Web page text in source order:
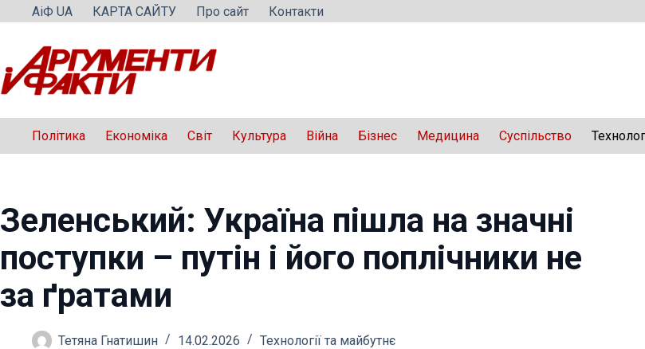
Перейти
вмісту
АіФ UA КАРТА САЙТУ Про сайт Контакти
Політика Економіка Світ Культура Війна Бізнес Медицина Суспільство
Зеленський: Україна пішла на значні
поступки – путін і його поплічники не
за ґратами
Тетяна Гнатишин 14.02.2026 Технології та майбутнє